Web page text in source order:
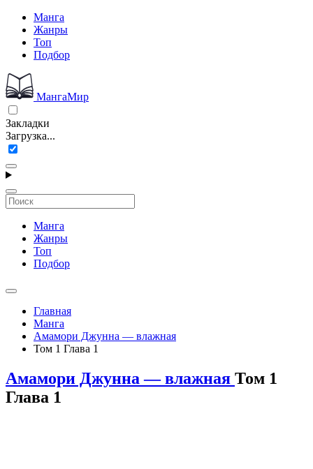
Манга
Жанры
Топ
Подбор
МангаМир
Закладки
Загрузка...
Манга
Жанры
Топ
Подбор
Главная
Манга
Амамори Джунна — влажная
Том 1 Глава 1
Амамори Джунна — влажная Том 1
Глава 1